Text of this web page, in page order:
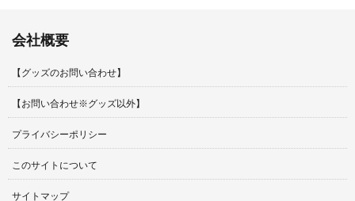
会社概要
【グッズのお問い合わせ】
【お問い合わせ※グッズ以外】
プライバシーポリシー
このサイトについて
サイトマップ